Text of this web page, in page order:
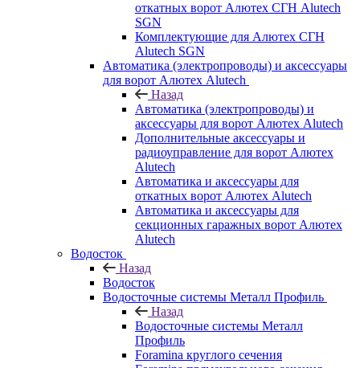
откатных ворот Алютех СГН Alutech
SGN
Комплектующие для Алютех СГН
Alutech SGN
Автоматика (электропроводы) и аксессуары
для ворот Алютех Alutech
Назад
Автоматика (электропроводы) и
аксессуары для ворот Алютех Alutech
Дополнительные аксессуары и
радиоуправление для ворот Алютех
Alutech
Автоматика и аксессуары для
откатных ворот Алютех Alutech
Автоматика и аксессуары для
секционных гаражных ворот Алютех
Alutech
Водосток
Назад
Водосток
Водосточные системы Металл Профиль
Назад
Водосточные системы Металл
Профиль
Foramina круглого сечения